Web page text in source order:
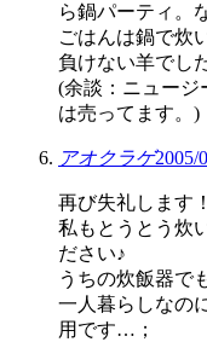
ら鍋パーティ。
ごはんは鍋で炊
負けない羊でし
(余談：ニュージ
は売ってます。)
アオクラゲ2005/
再び失礼します！
私もとうとう炊
ださい♪
うちの炊飯器で
一人暮らしなの
用です…；